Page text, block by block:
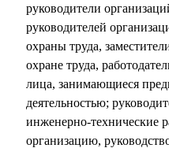
руководители
руководителей
охраны труда,
охране труда,
лица, занимающиеся
деятельностью;
инженерно-технические
организацию,